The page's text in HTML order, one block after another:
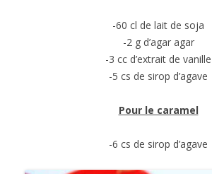
-60 cl de lait de soja
-2 g d’agar agar
-3 cc d’extrait de vanille
-5 cs de sirop d’agave
Pour le caramel
-6 cs de sirop d’agave